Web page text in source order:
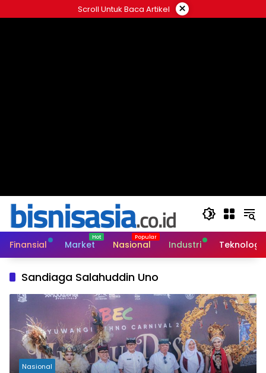
ke
Scroll Untuk Baca Artikel ×
Finansial Market Nasional Industri Teknologi
Sandiaga Salahuddin Uno
Nasional